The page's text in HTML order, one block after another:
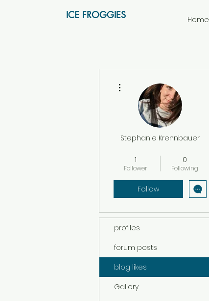
ICE FROGGIES Home
Stephanie Krennbauer
1
Follower
0
Following
Follow
profiles
forum posts
blog likes
Gallery